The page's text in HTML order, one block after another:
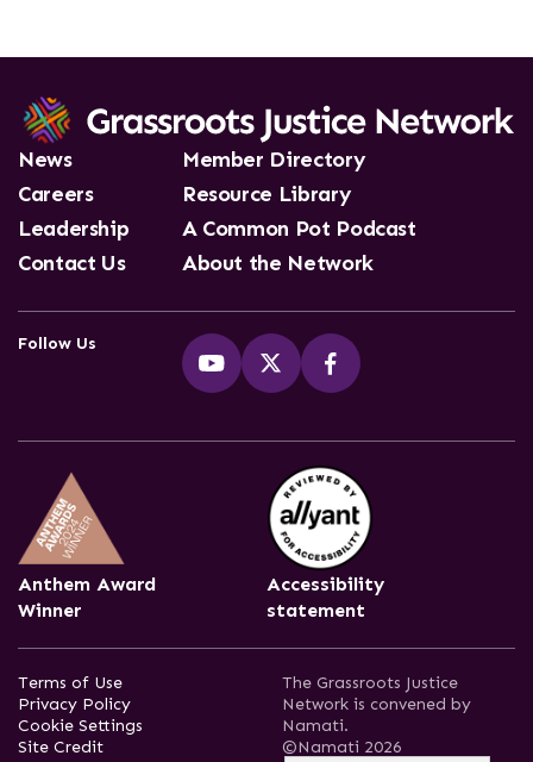
News
Careers
Leadership
Contact Us
Member Directory
Resource Library
A Common Pot Podcast
About the Network
Follow Us
Anthem Award
Winner
Accessibility
statement
Terms of Use
Privacy Policy
Cookie Settings
Site Credit
The Grassroots Justice
Network is convened by
Namati.
©Namati 2026